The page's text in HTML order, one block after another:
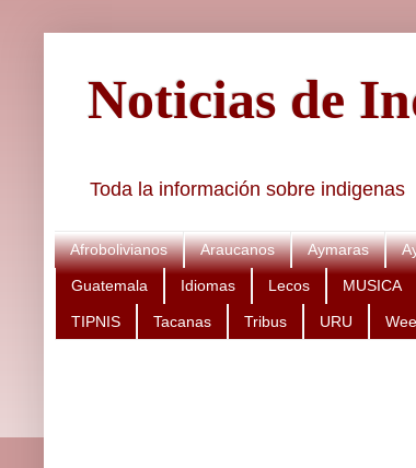
Noticias de
Toda la información sobre indigenas
Afrobolivianos Araucanos Aymaras
Guatemala Idiomas Lecos MUSICA
TIPNIS Tacanas Tribus URU